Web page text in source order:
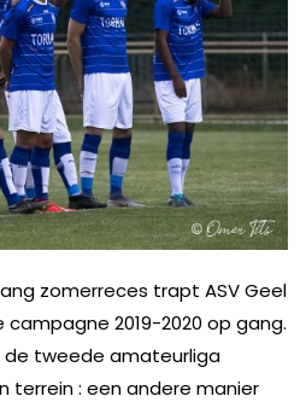
zomerreces trapt ASV Geel
2019-2020 op gang.
de tweede amateurliga
terrein : een andere manier